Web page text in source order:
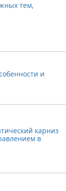
тем,
и
карниз
в